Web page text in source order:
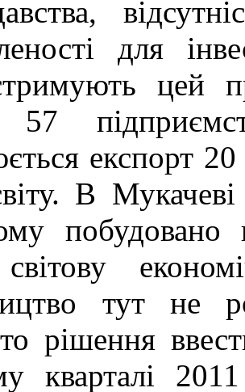
для
цей
експорт
В
побудовано
тут не
рішення
кварталі